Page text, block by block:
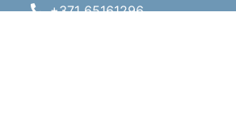
+371 65161296